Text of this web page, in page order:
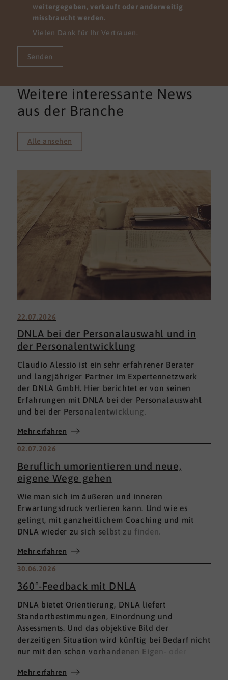
weitergegeben, verkauft oder anderweitig
missbraucht werden.
Vielen Dank für Ihr Vertrauen.
Senden
Weitere interessante News
aus der Branche
Alle ansehen
22.07.2026
DNLA bei der Personalauswahl und in
der Personalentwicklung
Claudio Alessio ist ein sehr erfahrener Berater
und langjähriger Partner im Expertennetzwerk
der DNLA GmbH. Hier berichtet er von seinen
Erfahrungen mit DNLA bei der Personalauswahl
und bei der Personalentwicklung.
Mehr erfahren
02.07.2026
Beruflich umorientieren und neue,
eigene Wege gehen
Wie man sich im äußeren und inneren
Erwartungsdruck verlieren kann. Und wie es
gelingt, mit ganzheitlichem Coaching und mit
DNLA wieder zu sich selbst zu finden.
Mehr erfahren
30.06.2026
360°-Feedback mit DNLA
DNLA bietet Orientierung, DNLA liefert
Standortbestimmungen, Einordnung und
Assessments. Und das objektive Bild der
derzeitigen Situation wird künftig bei Bedarf nicht
nur mit den schon vorhandenen Eigen- oder
umfassenden 360°-Feedback.
Mehr erfahren